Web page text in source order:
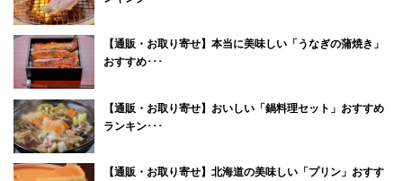
【通販・お取り寄せ】本当に美味しい「うなぎの蒲焼き」
おすすめ･･･
【通販・お取り寄せ】おいしい「鍋料理セット」おすすめ
ランキン･･･
【通販・お取り寄せ】北海道の美味しい「プリン」おすす